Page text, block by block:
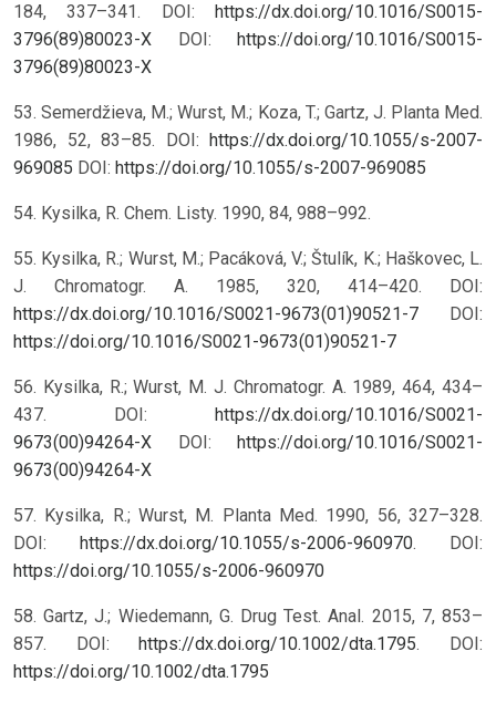
184, 337–341. DOI: https://dx.doi.org/10.1016/S0015-
3796(89)80023-X
DOI: https://doi.org/10.1016/S0015-
3796(89)80023-X
53. Semerdžieva, M.; Wurst, M.; Koza, T.; Gartz, J. Planta Med.
1986, 52, 83–85. DOI: https://dx.doi.org/10.1055/s-2007-
969085 DOI: https://doi.org/10.1055/s-2007-969085
54. Kysilka, R. Chem. Listy. 1990, 84, 988–992.
55. Kysilka, R.; Wurst, M.; Pacáková, V.; Štulík, K.; Haškovec, L.
J. Chromatogr. A. 1985, 320, 414–420. DOI:
https://dx.doi.org/10.1016/S0021-9673(01)90521-7
DOI:
https://doi.org/10.1016/S0021-9673(01)90521-7
56. Kysilka, R.; Wurst, M. J. Chromatogr. A. 1989, 464, 434–
437. DOI: https://dx.doi.org/10.1016/S0021-
9673(00)94264-X
DOI: https://doi.org/10.1016/S0021-
9673(00)94264-X
57. Kysilka, R.; Wurst, M. Planta Med. 1990, 56, 327–328.
DOI: https://dx.doi.org/10.1055/s-2006-960970. DOI:
https://doi.org/10.1055/s-2006-960970
58. Gartz, J.; Wiedemann, G. Drug Test. Anal. 2015, 7, 853–
857. DOI:https://dx.doi.org/10.1002/dta.1795. DOI:
https://doi.org/10.1002/dta.1795